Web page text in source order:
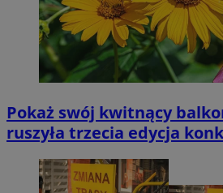
Pokaż swój kwitnący
ruszyła trzecia edycja